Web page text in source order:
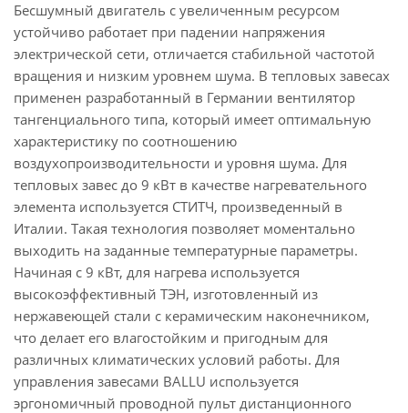
Бесшумный двигатель с увеличенным ресурсом
устойчиво работает при падении напряжения
электрической сети, отличается стабильной частотой
вращения и низким уровнем шума. В тепловых завесах
применен разработанный в Германии вентилятор
тангенциального типа, который имеет оптимальную
характеристику по соотношению
воздухопроизводительности и уровня шума. Для
тепловых завес до 9 кВт в качестве нагревательного
элемента используется СТИТЧ, произведенный в
Италии. Такая технология позволяет моментально
выходить на заданные температурные параметры.
Начиная с 9 кВт, для нагрева используется
высокоэффективный ТЭН, изготовленный из
нержавеющей стали с керамическим наконечником,
что делает его влагостойким и пригодным для
различных климатических условий работы. Для
управления завесами BALLU используется
эргономичный проводной пульт дистанционного